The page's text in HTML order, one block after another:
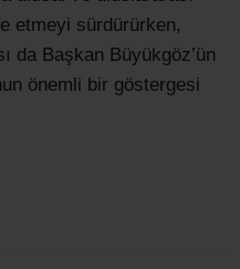
etmeyi sürdürürken,
da Başkan Büyükgöz’ün
önemli bir göstergesi